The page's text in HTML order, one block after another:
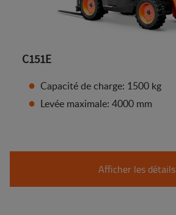
C151E
Capacité de charge: 1500 kg
Levée maximale: 4000 mm
Afficher les détails